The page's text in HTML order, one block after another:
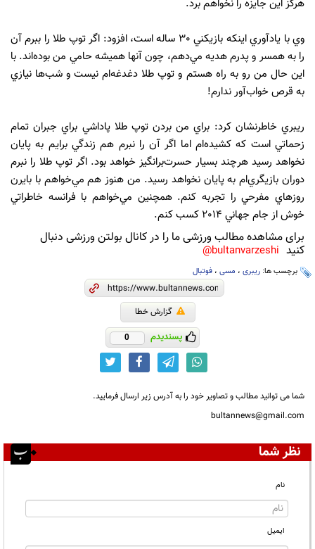
هرگز اين جايزه را نخواهم برد.
وي با يادآوري اينکه بازيکني 30 ساله است، افزود: اگر توپ طلا را ببرم آن
را به همسر و پدرم هديه مي‌دهم، چون آنها هميشه حامي من بوده‌اند. با
اين حال من رو به راه هستم و توپ طلا دغدغه‌ام نيست و شب‌ها نيازي
به قرص خواب‌آور ندارم!
ريبري خاطرنشان کرد: براي من بردن توپ طلا پاداشي براي جبران تمام
زحماتي است که کشيده‌ام اما اگر آن را نبرم هم زندگي برايم به پايان
نخواهد رسيد هرچند بسيار حسرت‌برانگيز خواهد بود. اگر توپ طلا را نبرم
دوران بازيگري‌ام به پايان نخواهد رسيد. من هنوز هم مي‌خواهم با بايرن
روزهاي مفرحي را تجربه کنم. همچنين مي‌خواهم با فرانسه خاطراتي
خوش از جام جهاني 2014 کسب کنم.
برای مشاهده مطالب ورزشی ما را در کانال بولتن ورزشی دنبال
کنید bultanvarzeshi@
برچسب ها: ریبری ، مسی ، فوتبال
گزارش خطا
پسندیدم 0
شما می توانید مطالب و تصاویر خود را به آدرس زیر ارسال فرمایید.
bultannews@gmail.com
نظر شما
نام
ایمیل